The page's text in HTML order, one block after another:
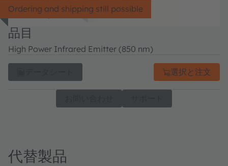
Ordering and shipping still possible
品目
High Power Infrared Emitter (850 nm)
選択と注文
代替製品